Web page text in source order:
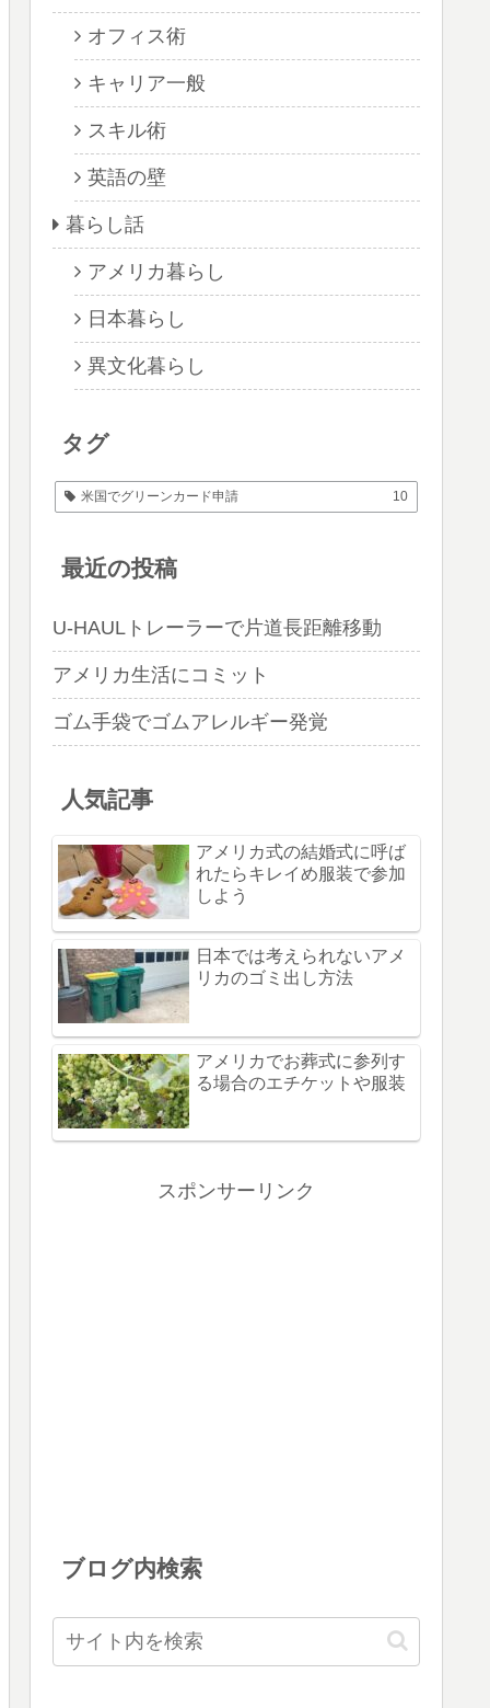
オフィス術
キャリア一般
スキル術
英語の壁
暮らし話
アメリカ暮らし
日本暮らし
異文化暮らし
タグ
米国でグリーンカード申請 10
最近の投稿
U-HAULトレーラーで片道長距離移動
アメリカ生活にコミット
ゴム手袋でゴムアレルギー発覚
人気記事
アメリカ式の結婚式に呼ば
れたらキレイめ服装で参加
しよう
日本では考えられないアメ
リカのゴミ出し方法
アメリカでお葬式に参列す
る場合のエチケットや服装
スポンサーリンク
ブログ内検索